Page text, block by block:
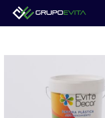
contenido